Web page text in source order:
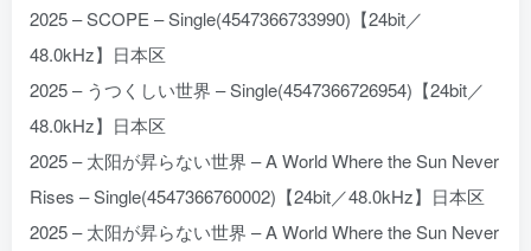
2025 – SCOPE – Single(4547366733990)【24bit／
48.0kHz】日本区
2025 – うつくしい世界 – Single(4547366726954)【24bit／
48.0kHz】日本区
2025 – 太阳が昇らない世界 – A World Where the Sun Never
Rises – Single(4547366760002)【24bit／48.0kHz】日本区
2025 – 太阳が昇らない世界 – A World Where the Sun Never